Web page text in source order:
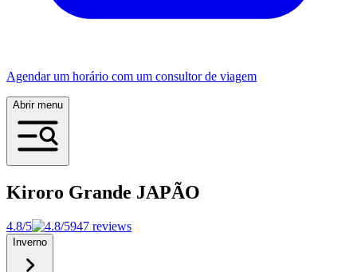
Agendar um horário com um consultor de viagem
Abrir menu
Kiroro Grande JAPÃO
4.8/5 947 reviews
Inverno